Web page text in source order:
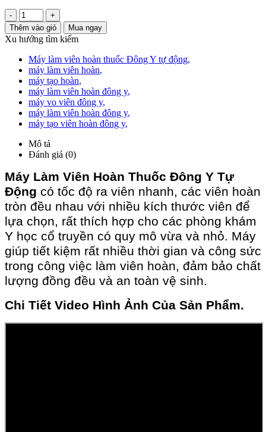
-
+
Thêm vào giỏ
Mua ngay
Xu hướng tìm kiếm
Máy làm viên hoàn thuốc Đông Y tự động,
máy làm viên hoàn,
máy tạo hoàn,
máy làm viên hoàn đông y,
máy vo viên đông y,
máy làm viên hoàn đông y,
máy tạo viên hoàn đông y,
Mô tả
Đánh giá (0)
Máy Làm Viên Hoàn Thuốc Đông Y Tự
Động có tốc độ ra viên nhanh, các viên hoàn
tròn đều nhau với nhiều kích thước viên để
lựa chọn, rất thích hợp cho các phòng khám
Y học cổ truyền có quy mô vừa và nhỏ. Máy
giúp tiết kiệm rất nhiều thời gian và công sức
trong công việc làm viên hoàn, đảm bảo chất
lượng đồng đều và an toàn vệ sinh.
Chi Tiết Video Hình Ảnh Của Sản Phẩm.